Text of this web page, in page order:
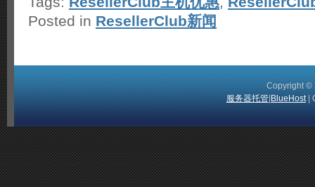
Posted in ResellerClub新闻
Copyright ©
服务器托管| BlueHost|